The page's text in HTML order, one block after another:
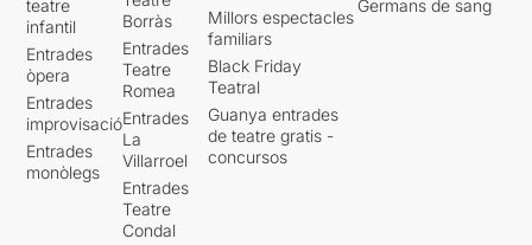
senzill i acollidor espai
escènic, la magnífica
il·luminació i el ja esmentat i
encertat ambient sonor.
teatre
infantil
Entrades
òpera
Entrades
improvisació
Entrades
monòlegs
Borràs
Entrades
Teatre
Romea
Entrades
La
Villarroel
Entrades
Teatre
Condal
Millors espectacles
familiars
Black Friday
Teatral
Guanya entrades
de teatre gratis -
concursos
Germans de sang